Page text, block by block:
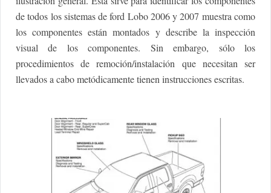
de todos los sistemas de ford Lobo 2006 y 2007 muestra como
los componentes están montados y describe la inspección
visual de los componentes. Sin embargo, sólo los
procedimientos de remoción/instalación que necesitan ser
llevados a cabo metódicamente tienen instrucciones escritas.